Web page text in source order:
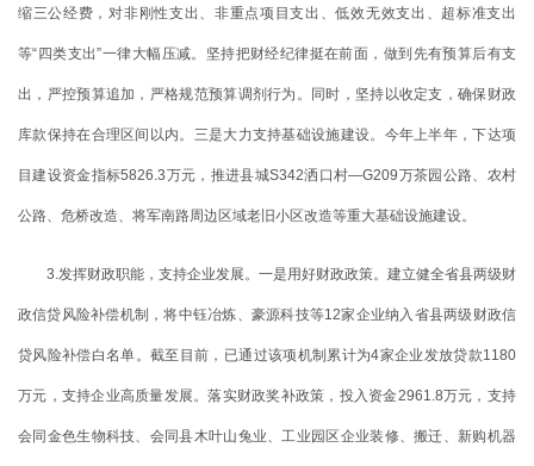
缩三公经费，对非刚性支出、非重点项目支出、低效无效支出、超标准支出
等“四类支出”一律大幅压减。坚持把财经纪律挺在前面，做到先有预算后有支
出，严控预算追加，严格规范预算调剂行为。同时，坚持以收定支，确保财政
库款保持在合理区间以内。三是大力支持基础设施建设。今年上半年，下达项
目建设资金指标5826.3万元，推进县城S342洒口村—G209万茶园公路、农村
公路、危桥改造、将军南路周边区域老旧小区改造等重大基础设施建设。
3.发挥财政职能，支持企业发展。一是用好财政政策。建立健全省县两级财
政信贷风险补偿机制，将中钰冶炼、豪源科技等12家企业纳入省县两级财政信
贷风险补偿白名单。截至目前，已通过该项机制累计为4家企业发放贷款1180
万元，支持企业高质量发展。落实财政奖补政策，投入资金2961.8万元，支持
会同金色生物科技、会同县木叶山兔业、工业园区企业装修、搬迁、新购机器